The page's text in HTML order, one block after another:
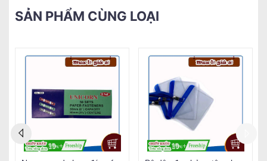
SẢN PHẨM CÙNG LOẠI